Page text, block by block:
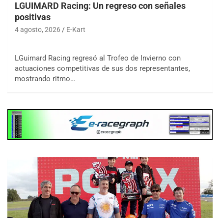
LGUIMARD Racing: Un regreso con señales
positivas
4 agosto, 2026 E-Kart
LGuimard Racing regresó al Trofeo de Invierno con
actuaciones competitivas de sus dos representantes,
mostrando ritmo…